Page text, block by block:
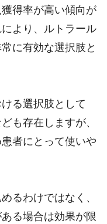
得率が高い傾向が
より、ルトラール
に有効な選択肢と
る選択肢として
も存在しますが、
者にとって使いや
るわけではなく、
る場合は効果が限